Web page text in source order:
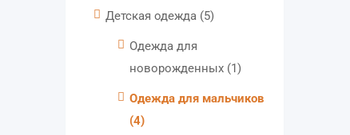
Детская одежда (5)
Одежда для
новорожденных (1)
Одежда для мальчиков
(4)